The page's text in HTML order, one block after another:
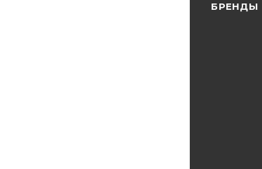
БРЕНДЫ